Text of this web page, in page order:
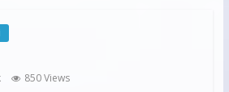
850 Views